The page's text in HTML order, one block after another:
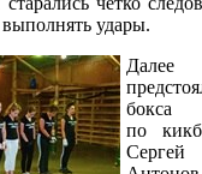
удары.
по